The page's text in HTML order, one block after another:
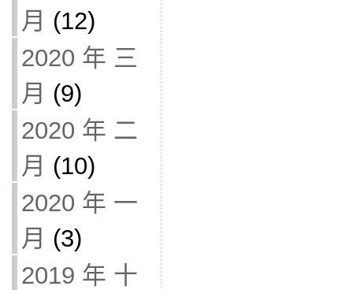
月 (12)
2020 年 三
月 (9)
2020 年 二
月 (10)
2020 年 一
月 (3)
2019 年 十